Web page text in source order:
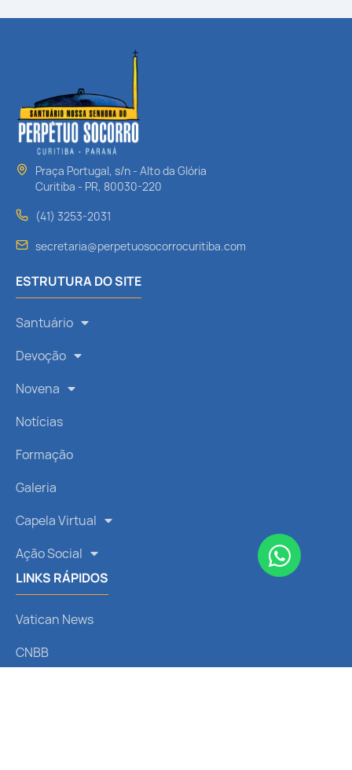
Praça Portugal, s/n - Alto da Glória
Curitiba - PR, 80030-220
(41) 3253-2031
secretaria@perpetuosocorrocuritiba.com
ESTRUTURA DO SITE
Santuário
Devoção
Novena
Notícias
Formação
Galeria
Capela Virtual
Ação Social
LINKS RÁPIDOS
Vatican News
CNBB